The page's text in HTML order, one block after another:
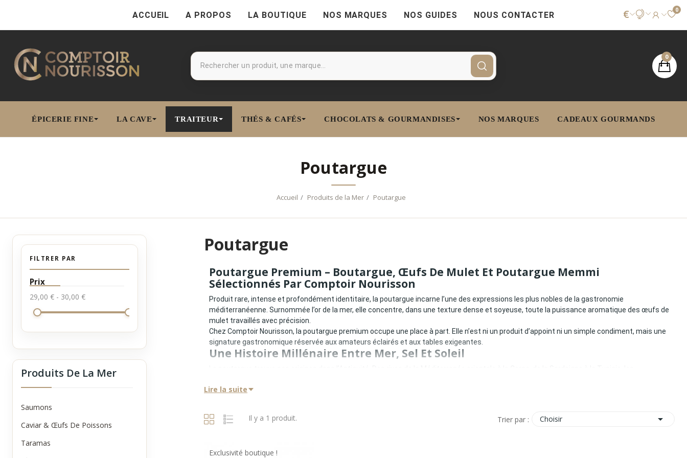
ACCUEIL A PROPOS LA BOUTIQUE NOS MARQUES NOS GUIDES NOUS CONTACTER € 0
0
ÉPICERIE FINE LA CAVE TRAITEUR THÉS & CAFÉS CHOCOLATS & GOURMANDISES NOS MARQUES CADEAUX GOURMANDS
Poutargue
Accueil Produits de la Mer Poutargue
FILTRER PAR
Prix
29,00 € - 30,00 €
Produits De La Mer
Saumons
Caviar & Œufs De Poissons
Taramas
Poutargue
Poutargue Premium – Boutargue, Œufs De Mulet Et Poutargue Memmi
Sélectionnés Par Comptoir Nourisson
Produit rare, intense et profondément identitaire, la poutargue incarne l’une des expressions les plus nobles de la gastronomie
méditerranéenne. Surnommée l’or de la mer, elle concentre, dans une texture dense et soyeuse, toute la puissance aromatique des œufs de
mulet travaillés avec précision.
Chez Comptoir Nourisson, la poutargue premium occupe une place à part. Elle n’est ni un produit d’appoint ni un simple condiment, mais une
signature gastronomique réservée aux amateurs éclairés et aux tables exigeantes.
Une Histoire Millénaire Entre Mer, Sel Et Soleil
Ce savoir-faire repose sur :
•
Une salaison maîtrisée
Le résultat est un produit d’une concentration aromatique exceptionnelle, où chaque étape influe sur l’équilibre final.
Lire la suite
Il y a 1 produit. Trier par : Choisir 
Exclusivité boutique !